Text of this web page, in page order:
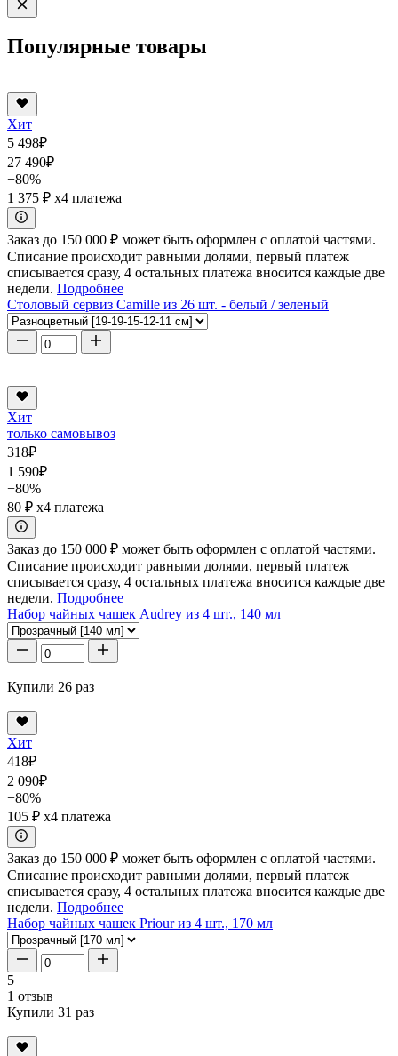
Популярные товары
Хит
5 498₽
27 490₽
−80%
1 375 ₽ x4 платежа
Заказ до 150 000 ₽ может быть оформлен с оплатой частями.
Списание происходит равными долями, первый платеж
списывается сразу, 4 остальных платежа вносится каждые две
недели. Подробнее
Столовый сервиз Camille из 26 шт. - белый / зеленый
Хит
только самовывоз
318₽
1 590₽
−80%
80 ₽ x4 платежа
Заказ до 150 000 ₽ может быть оформлен с оплатой частями.
Списание происходит равными долями, первый платеж
списывается сразу, 4 остальных платежа вносится каждые две
недели. Подробнее
Набор чайных чашек Audrey из 4 шт., 140 мл
Купили 26 раз
Хит
418₽
2 090₽
−80%
105 ₽ x4 платежа
Заказ до 150 000 ₽ может быть оформлен с оплатой частями.
Списание происходит равными долями, первый платеж
списывается сразу, 4 остальных платежа вносится каждые две
недели. Подробнее
Набор чайных чашек Priour из 4 шт., 170 мл
5
1 отзыв
Купили 31 раз